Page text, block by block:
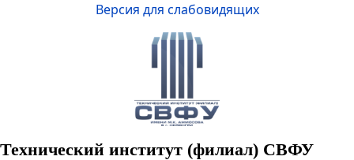
Версия для слабовидящих
Технический институт (филиал) СВФУ